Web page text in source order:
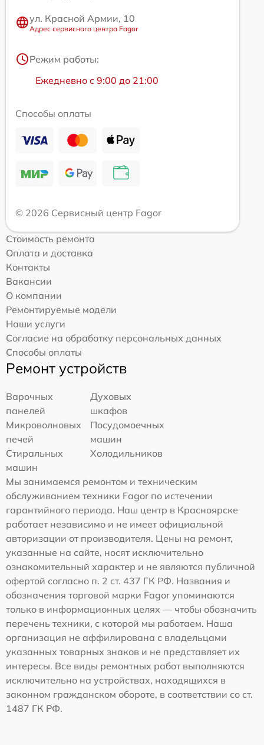
ул. Красной Армии, 10
Адрес сервисного центра Fagor
Режим работы:
Ежедневно с 9:00 до 21:00
Способы оплаты
© 2026 Сервисный центр Fagor
Стоимость ремонта
Оплата и доставка
Контакты
Вакансии
О компании
Ремонтируемые модели
Наши услуги
Согласие на обработку персональных данных
Способы оплаты
Ремонт устройств
Варочных
панелей
Духовых
шкафов
Микроволновых
печей
Посудомоечных
машин
Стиральных
машин
Холодильников
Мы занимаемся ремонтом и техническим
обслуживанием техники Fagor по истечении
гарантийного периода. Наш центр в Красноярске
работает независимо и не имеет официальной
авторизации от производителя. Цены на ремонт,
указанные на сайте, носят исключительно
ознакомительный характер и не являются публичной
офертой согласно п. 2 ст. 437 ГК РФ. Названия и
обозначения торговой марки Fagor упоминаются
только в информационных целях — чтобы обозначить
перечень техники, с которой мы работаем. Наша
организация не аффилирована с владельцами
указанных товарных знаков и не представляет их
интересы. Все виды ремонтных работ выполняются
исключительно на устройствах, находящихся в
законном гражданском обороте, в соответствии со ст.
1487 ГК РФ.